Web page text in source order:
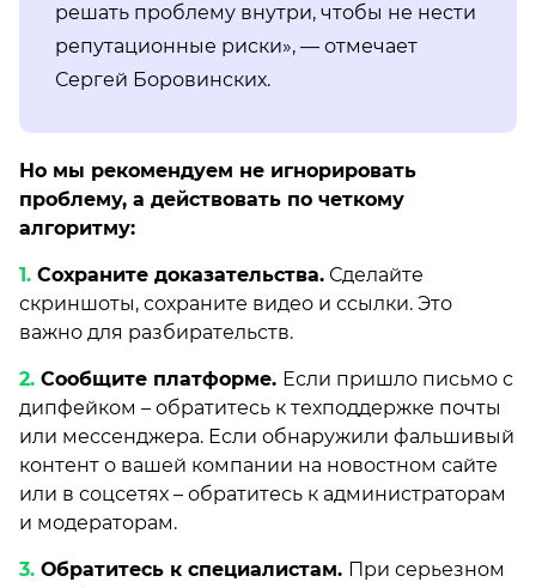
решать проблему внутри, чтобы не нести
репутационные риски», — отмечает
Сергей Боровинских.
Но мы рекомендуем не игнорировать
проблему, а действовать по четкому
алгоритму:
Сохраните доказательства. Сделайте
скриншоты, сохраните видео и ссылки. Это
важно для разбирательств.
Сообщите платформе. Если пришло письмо с
дипфейком – обратитесь к техподдержке почты
или мессенджера. Если обнаружили фальшивый
контент о вашей компании на новостном сайте
или в соцсетях – обратитесь к администраторам
и модераторам.
Обратитесь к специалистам. При серьезном